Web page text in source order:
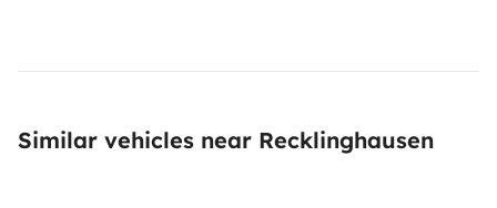
Similar vehicles near Recklinghausen